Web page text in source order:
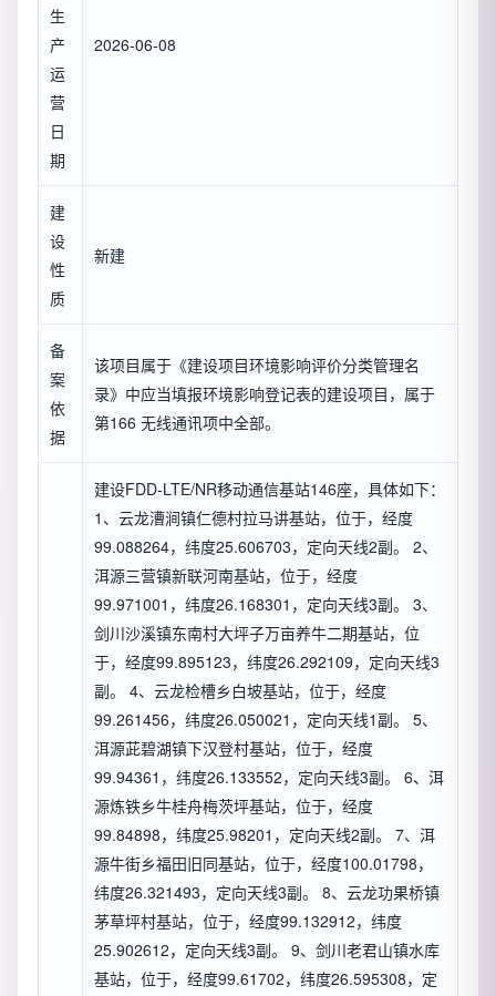
生
产
运
营
日
期
2026-06-08
建
设
性
质
新建
备
案
依
据
该项目属于《建设项目环境影响评价分类管理名
录》中应当填报环境影响登记表的建设项目，属于
第166 无线通讯项中全部。
建设FDD-LTE/NR移动通信基站146座，具体如下：
1、云龙漕涧镇仁德村拉马讲基站，位于，经度
99.088264，纬度25.606703，定向天线2副。 2、
洱源三营镇新联河南基站，位于，经度
99.971001，纬度26.168301，定向天线3副。 3、
剑川沙溪镇东南村大坪子万亩养牛二期基站，位
于，经度99.895123，纬度26.292109，定向天线3
副。 4、云龙检槽乡白坡基站，位于，经度
99.261456，纬度26.050021，定向天线1副。 5、
洱源茈碧湖镇下汉登村基站，位于，经度
99.94361，纬度26.133552，定向天线3副。 6、洱
源炼铁乡牛桂舟梅茨坪基站，位于，经度
99.84898，纬度25.98201，定向天线2副。 7、洱
源牛街乡福田旧同基站，位于，经度100.01798，
纬度26.321493，定向天线3副。 8、云龙功果桥镇
茅草坪村基站，位于，经度99.132912，纬度
25.902612，定向天线3副。 9、剑川老君山镇水库
基站，位于，经度99.61702，纬度26.595308，定